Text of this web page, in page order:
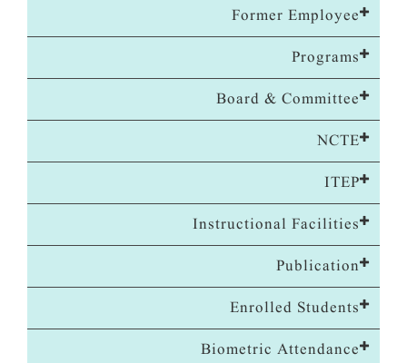
Former Employee
Programs
Board & Committee
NCTE
ITEP
Instructional Facilities
Publication
Enrolled Students
Biometric Attendance